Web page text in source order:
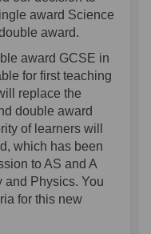
award Science
award.
award GCSE in
for first teaching
replace the
double award
oflearners will
which has been
to AS and A
and Physics. You
for this new